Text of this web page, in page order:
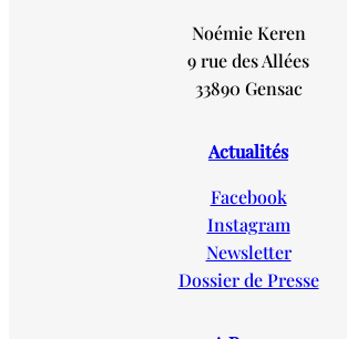
Noémie Keren
9 rue des Allées
33890 Gensac
Actualités
Facebook
Instagram
Newsletter
Dossier de Presse